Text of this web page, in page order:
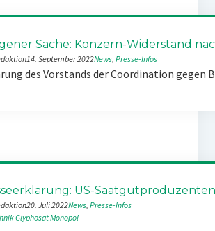
Sache: Konzern-Widerstand
14. September 2022News, Presse-Infos
des Vorstands der Coordination
US-
20. Juli 2022News, Presse-Infos
GlyphosatMonopol